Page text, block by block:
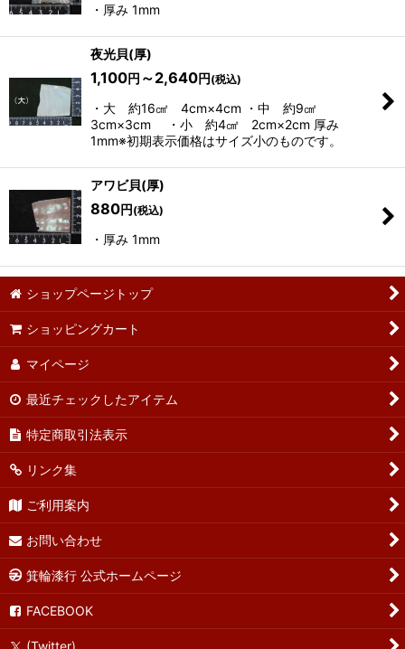
・厚み 1mm
夜光貝(厚)
1,100円 ～2,640円 (税込)
・大 約16㎠ 4cm×4cm ・中 約9㎠
3cm×3cm ・小 約4㎠ 2cm×2cm 厚み
1mm※初期表示価格はサイズ小のものです。
アワビ貝(厚)
880円 (税込)
・厚み 1mm
ショップページトップ
ショッピングカート
マイページ
最近チェックしたアイテム
特定商取引法表示
リンク集
ご利用案内
お問い合わせ
箕輪漆行 公式ホームページ
FACEBOOK
(Twitter)